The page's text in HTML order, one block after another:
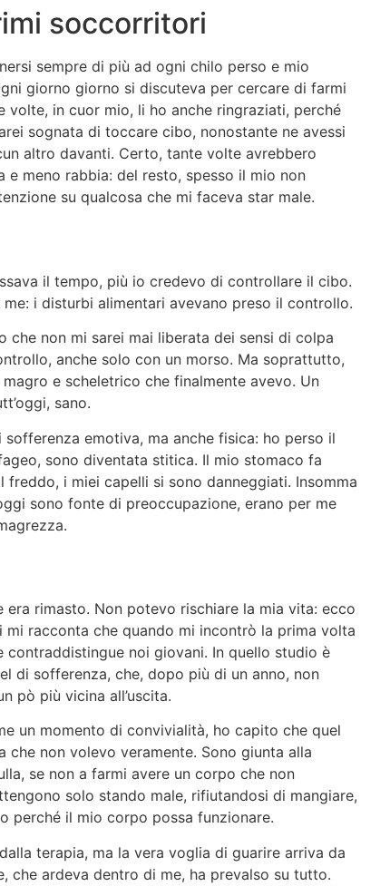
soccorritori
sempre di più ad ogni chilo perso e mio
giorno giorno si discuteva per cercare di farmi
in cuor mio, li ho anche ringraziati, perché
sognata di toccare cibo, nonostante ne avessi
altro davanti. Certo, tante volte avrebbero
meno rabbia: del resto, spesso il mio non
su qualcosa che mi faceva star male.
il tempo, più io credevo di controllare il cibo.
i disturbi alimentari avevano preso il controllo.
che non mi sarei mai liberata dei sensi di colpa
anche solo con un morso. Ma soprattutto,
e scheletrico che finalmente avevo. Un
sano.
emotiva, ma anche fisica: ho perso il
sono diventata stitica. Il mio stomaco fa
i miei capelli si sono danneggiati. Insomma
sono fonte di preoccupazione, erano per me
rimasto. Non potevo rischiare la mia vita: ecco
racconta che quando mi incontrò la prima volta
noi giovani. In quello studio è
di sofferenza, che, dopo più di un anno, non
pò più vicina all’uscita.
un momento di convivialità, ho capito che quel
non volevo veramente. Sono giunta alla
se non a farmi avere un corpo che non
solo stando male, rifiutandosi di mangiare,
perché il mio corpo possa funzionare.
terapia, ma la vera voglia di guarire arriva da
che ardeva dentro di me, ha prevalso su tutto.